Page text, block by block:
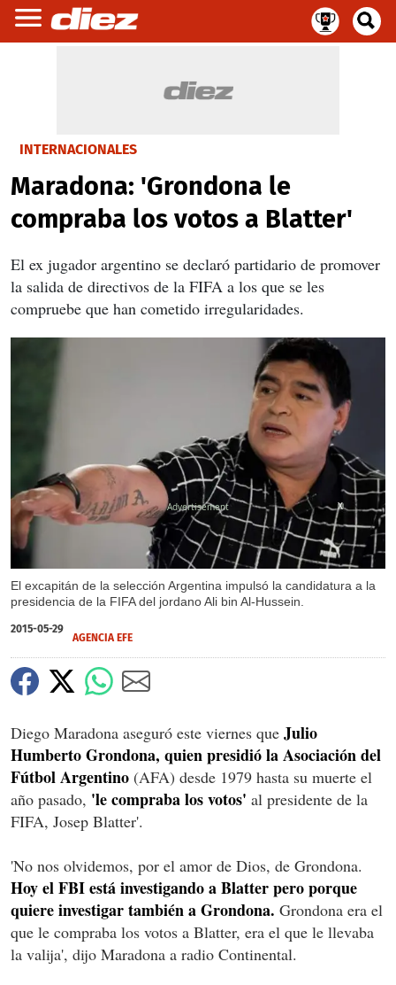
INTERNACIONALES
Maradona: 'Grondona le
compraba los votos a Blatter'
El ex jugador argentino se declaró partidario de promover
la salida de directivos de la FIFA a los que se les
compruebe que han cometido irregularidades.
El excapitán de la selección Argentina impulsó la candidatura a la
presidencia de la FIFA del jordano Ali bin Al-Hussein.
X
2015-05-29
AGENCIA EFE
Diego Maradona aseguró este viernes que Julio
Humberto Grondona, quien presidió la Asociación del
Fútbol Argentino (AFA) desde 1979 hasta su muerte el
año pasado, 'le compraba los votos' al presidente de la
FIFA, Josep Blatter'.
'No nos olvidemos, por el amor de Dios, de Grondona.
Hoy el FBI está investigando a Blatter pero porque
quiere investigar también a Grondona. Grondona era el
que le compraba los votos a Blatter, era el que le llevaba
la valija', dijo Maradona a radio Continental.